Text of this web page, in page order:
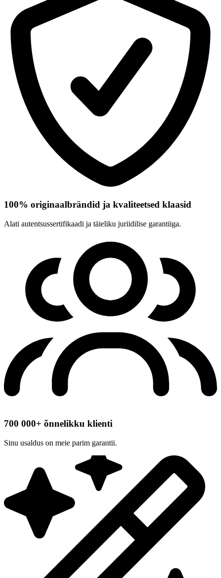
100% originaalbrändid ja kvaliteetsed klaasid
Alati autentsussertifikaadi ja täieliku juriidilise garantiiga.
700 000+ õnnelikku klienti
Sinu usaldus on meie parim garantii.